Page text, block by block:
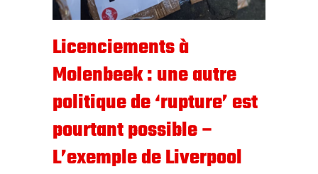
Licenciements à
Molenbeek : une autre
politique de ‘rupture’ est
pourtant possible –
L’exemple de Liverpool